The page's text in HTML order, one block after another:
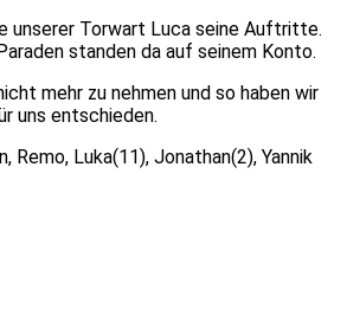
unserer Torwart Luca seine Auftritte.
standen da auf seinem Konto.
mehr zu nehmen und so haben wir
uns entschieden.
Remo, Luka(11), Jonathan(2), Yannik